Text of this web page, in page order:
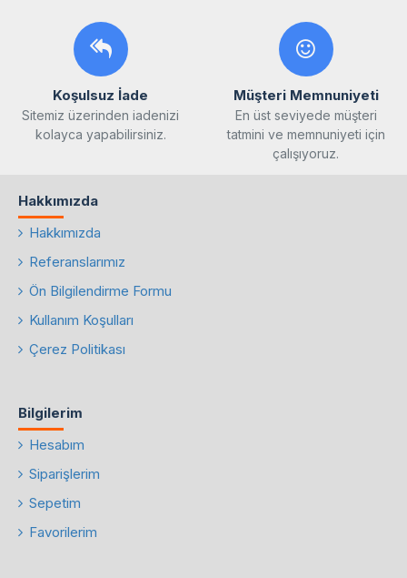
Koşulsuz İade
Sitemiz üzerinden iadenizi
kolayca yapabilirsiniz.
Müşteri Memnuniyeti
En üst seviyede müşteri
tatmini ve memnuniyeti için
çalışıyoruz.
Hakkımızda
Hakkımızda
Referanslarımız
Ön Bilgilendirme Formu
Kullanım Koşulları
Çerez Politikası
Bilgilerim
Hesabım
Siparişlerim
Sepetim
Favorilerim